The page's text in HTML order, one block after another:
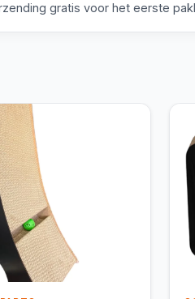
gratis voor het eerste